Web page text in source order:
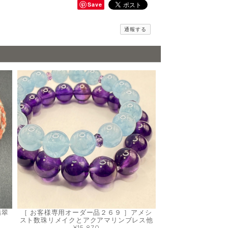
Save
通報する
［ お客様専用オーダー品２６９ ］アメシ
スト数珠リメイクとアクアマリンブレス他